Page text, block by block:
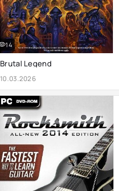
Brutal Legend
10.03.2026
14